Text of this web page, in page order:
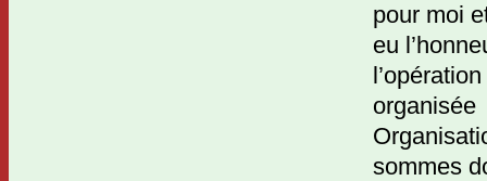
pour moi
eu
organisée
sommes